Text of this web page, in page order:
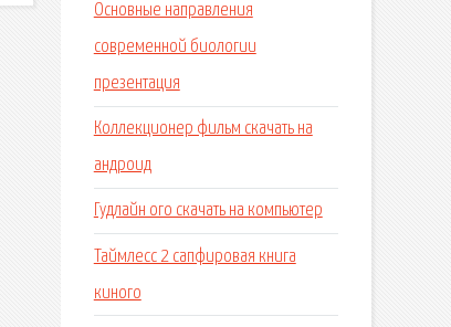
Основные направления
современной биологии
презентация
Коллекционер фильм скачать на
андроид
Гудлайн ого скачать на компьютер
Таймлесс 2 сапфировая книга
киного